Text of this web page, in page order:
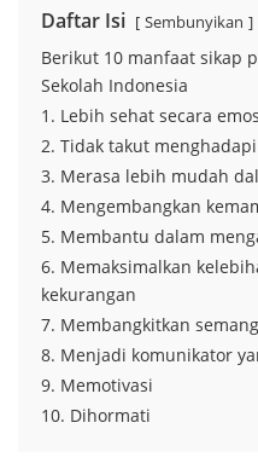
Daftar Isi Sembunyikan
Berikut 10 manfaat sikap
Sekolah Indonesia
1. Lebih sehat secara
2. Tidak takut
3. Merasa lebih mudah
4. Mengembangkan
5. Membantu dalam
6. Memaksimalkan
kekurangan
7. Membangkitkan
8. Menjadi komunikator
9. Memotivasi
10. Dihormati